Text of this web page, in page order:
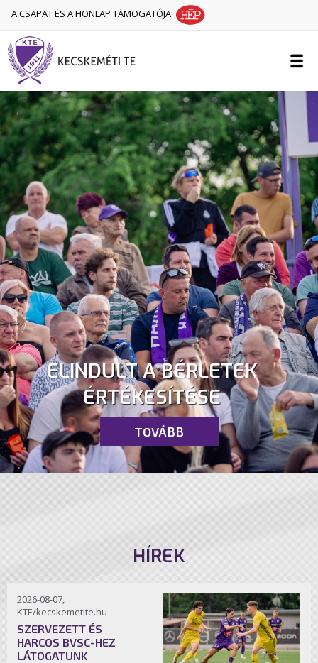
A CSAPAT ÉS A HONLAP TÁMOGATÓJA:
ELINDULT A BÉRLETEK
ÉRTÉKESÍTÉSE
TOVÁBB
HÍREK
2026-08-07,
KTE/kecskemetite.hu
SZERVEZETT ÉS
HARCOS BVSC-HEZ
LÁTOGATUNK